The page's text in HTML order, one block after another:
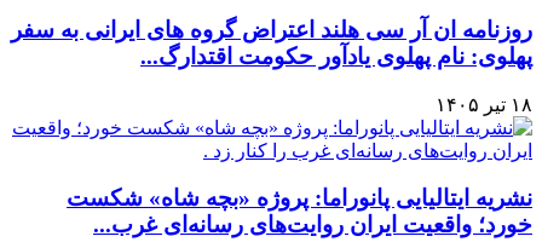
روزنامه ان آر سی هلند اعتراض گروه های ایرانی به سفر
پهلوی: نام پهلوی یادآور حکومت اقتدارگ...
۱۸ تیر ۱۴۰۵
نشریه ایتالیایی پانوراما: پروژه «بچه شاه» شکست
خورد؛ واقعیت ایران روایت‌های رسانه‌ای غرب...